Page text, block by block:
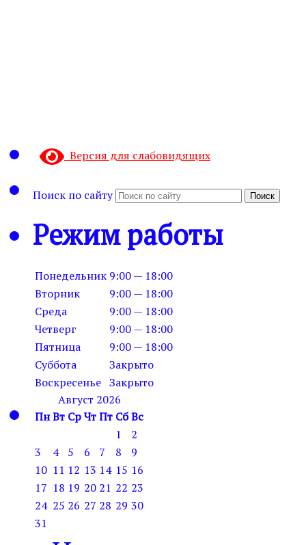
Версия для слабовидящих
Поиск по сайту Поиск
Режим работы
Понедельник 9:00 — 18:00
Вторник
9:00 — 18:00
Среда
9:00 — 18:00
Четверг
9:00 — 18:00
Пятница
9:00 — 18:00
Суббота
Закрыто
Воскресенье Закрыто
Август 2026
ПнВт СрЧтПт СбВс
1
2
3
4 5 6 7 8
9
10 11 12 13 14 15 16
17 18 19 20 21 22 23
24 25 26 27 28 29 30
31